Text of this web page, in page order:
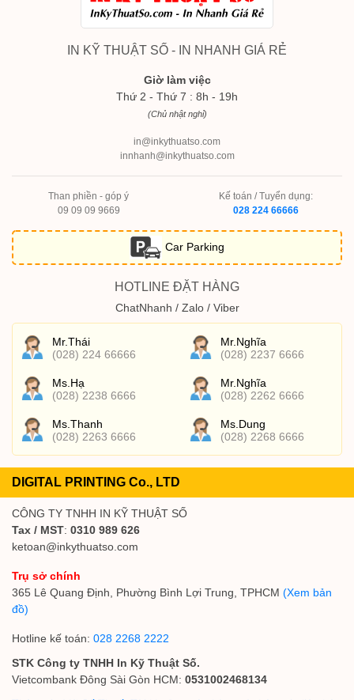
IN KỸ THUẬT SỐ - IN NHANH GIÁ RẺ
Giờ làm việc
Thứ 2 - Thứ 7 : 8h - 19h
(Chủ nhật nghỉ)
in@inkythuatso.com
innhanh@inkythuatso.com
Than phiền - góp ý
09 09 09 9669
Kế toán / Tuyển dụng:
028 224 66666
Car Parking
HOTLINE ĐẶT HÀNG
ChatNhanh / Zalo / Viber
Mr.Thái
(028) 224 66666
Mr.Nghĩa
(028) 2237 6666
Ms.Hạ
(028) 2238 6666
Mr.Nghĩa
(028) 2262 6666
Ms.Thanh
(028) 2263 6666
Ms.Dung
(028) 2268 6666
DIGITAL PRINTING Co., LTD
CÔNG TY TNHH IN KỸ THUẬT SỐ
Tax / MST: 0310 989 626
ketoan@inkythuatso.com
Trụ sở chính
365 Lê Quang Định, Phường Bình Lợi Trung, TPHCM (Xem bản
đồ)
Hotline kế toán: 028 2268 2222
STK Công ty TNHH In Kỹ Thuật Số.
Vietcombank Đông Sài Gòn HCM: 0531002468134